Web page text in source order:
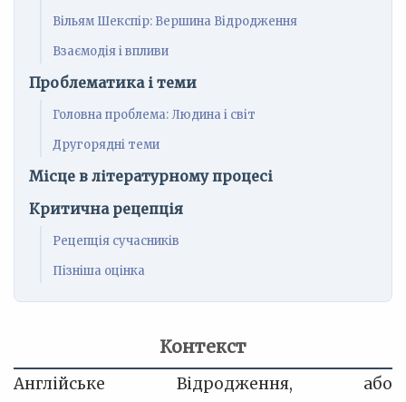
Вільям Шекспір: Вершина Відродження
Взаємодія і впливи
Проблематика і теми
Головна проблема: Людина і світ
Другорядні теми
Місце в літературному процесі
Критична рецепція
Рецепція сучасників
Пізніша оцінка
Контекст
Англійське Відродження, або